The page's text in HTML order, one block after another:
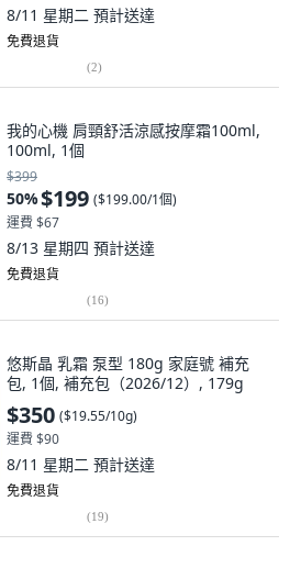
8/11 星期二 預計送達
免費退貨
(2)
我的心機 肩頸舒活涼感按摩霜100ml,
100ml, 1個
$399
50%$199 ($199.00/1個)
運費 $67
8/13 星期四 預計送達
免費退貨
(16)
悠斯晶 乳霜 泵型 180g 家庭號 補充
包, 1個, 補充包（2026/12）, 179g
$350 ($19.55/10g)
運費 $90
8/11 星期二 預計送達
免費退貨
(19)